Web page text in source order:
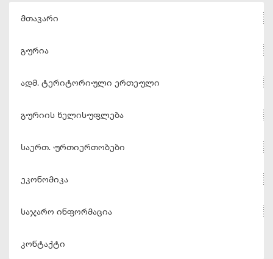
მთავარი
გურია
ადმ. ტერიტორიული ერთეული
გურიის ხელისუფლება
საერთ. ურთიერთობები
ეკონომიკა
საჯარო ინფორმაცია
კონტაქტი